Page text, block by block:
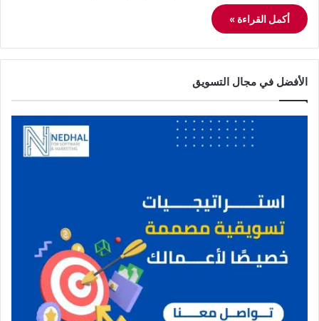
أكمل القراءة »
الأفضل في مجال التسويق